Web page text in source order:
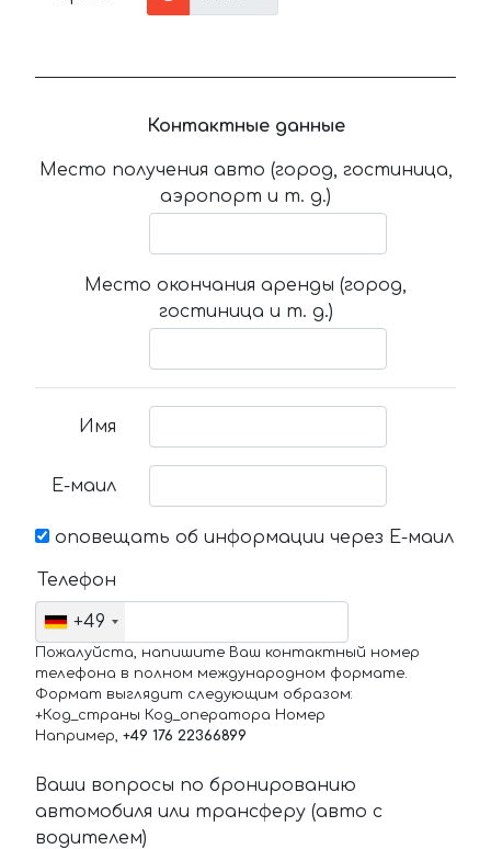
Контактные данные
Место получения авто (город, гостиница,
аэропорт и т. д.)
Место окончания аренды (город,
гостиница и т. д.)
Имя
Е-маил
оповещать об информации через Е-маил
Телефон
+49
Пожалуйста, напишите Ваш контактный номер
телефона в полном международном формате.
Формат выглядит следующим образом:
+Код_страны Код_оператора Номер
Например, +49 176 22366899
Ваши вопросы по бронированию
автомобиля или трансферу (авто с
водителем)